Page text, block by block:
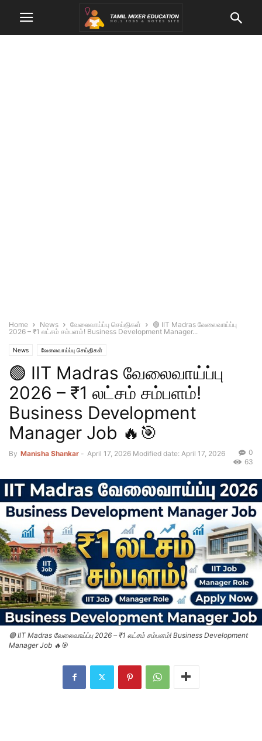
Home News வேலைவாய்ப்பு செய்திகள்
🟢 IIT Madras வேலைவாய்ப்பு
2026 – ₹1 லட்சம் சம்பளம்! Business Development Manager...
News வேலைவாய்ப்பு செய்திகள்
🟢 IIT Madras வேலைவாய்ப்பு
2026 – ₹1 லட்சம் சம்பளம்!
Business Development
Manager Job 🔥🎯
By Manisha Shankar - April 17, 2026 Modified date: April 17, 2026
0
63
🟢 IIT Madras வேலைவாய்ப்பு 2026 – ₹1 லட்சம் சம்பளம்! Business Development
Manager Job 🔥🎯